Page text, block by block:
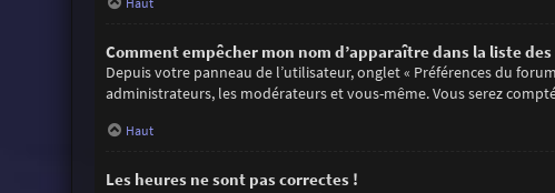
Comment empêcher mon nom d’apparaître dans la liste
Depuis votre panneau de l’utilisateur, onglet « Préférences du
administrateurs, les modérateurs et vous-même. Vous serez
Haut
Les heures ne sont pas correctes !